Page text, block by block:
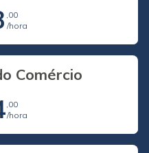
,00
/hora
Comércio
,00
/hora